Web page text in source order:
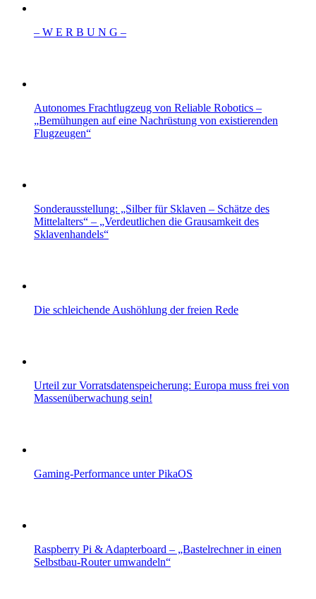
– W Ε R Β U Ν G –
Autonomes Frachtlugzeug von Reliable Robotics –
„Bemühungen auf eine Nachrüstung von existierenden
Flugzeugen“
Sonderausstellung: „Silber für Sklaven – Schätze des
Mittelalters“ – „Verdeutlichen die Grausamkeit des
Sklavenhandels“
Die schleichende Aushöhlung der freien Rede
Urteil zur Vorratsdatenspeicherung: Europa muss frei von
Massenüberwachung sein!
Gaming-Performance unter PikaOS
Raspberry Pi & Adapterboard – „Bastelrechner in einen
Selbstbau-Router umwandeln“